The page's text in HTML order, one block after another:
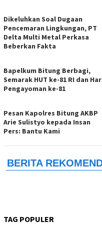
Dikeluhkan Soal Dugaan
Pencemaran Lingkungan, PT
Delta Multi Metal Perkasa
Beberkan Fakta
‎Bapelkum Bitung Berbagi,
Semarak HUT ke-81 RI dan
Pengayoman ke-81
Pesan Kapolres Bitung AKBP
Arie Sulistyo kepada Insan
Pers: Bantu Kami
TAG POPULER